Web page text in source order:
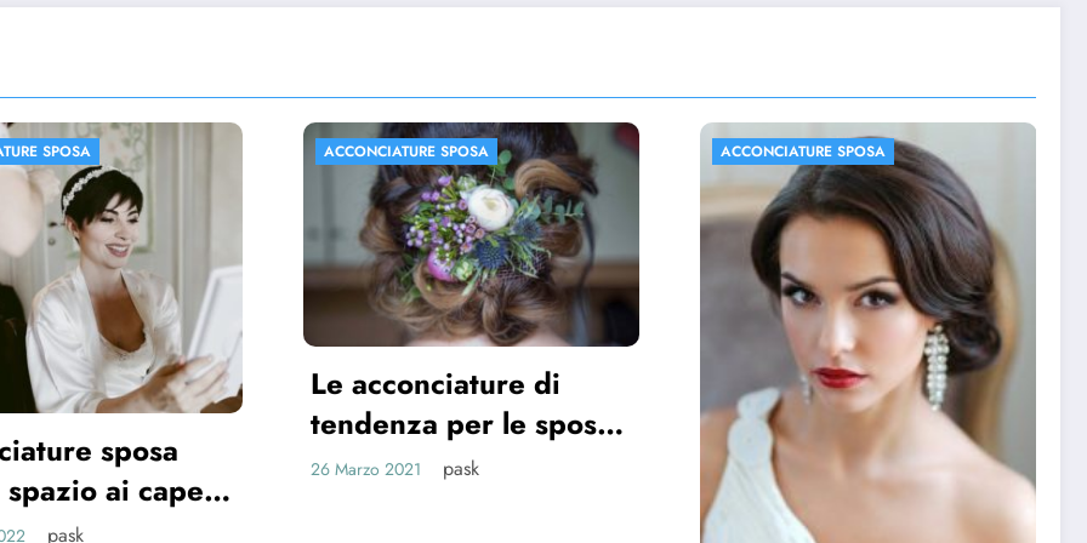
SPOSA
di
per le spose
2021 pask
ACCONCIATURE SPOSA
ACCONCIATURE SPOSA
FOTO MATRIMONIO